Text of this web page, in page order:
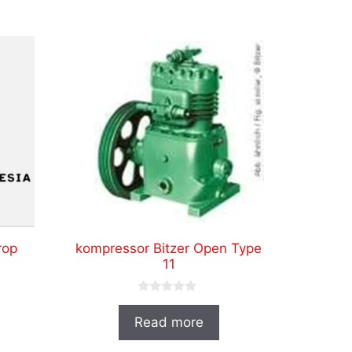
kompressor Bitzer Open Type
11
u
Read more